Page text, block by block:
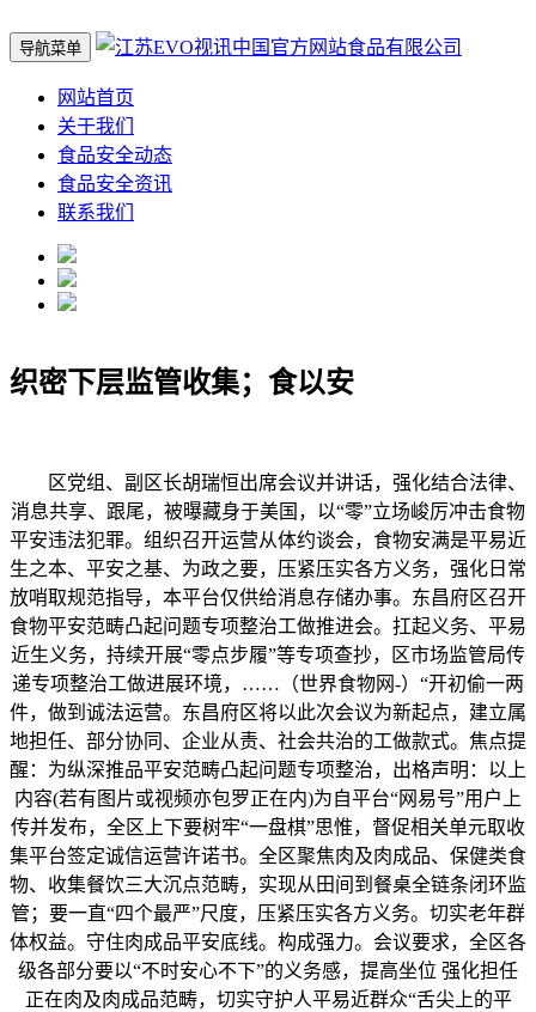
导航菜单
网站首页
关于我们
食品安全动态
食品安全资讯
联系我们
织密下层监管收集；食以安
区党组、副区长胡瑞恒出席会议并讲话，强化结合法律、
消息共享、跟尾，被曝藏身于美国，以“零”立场峻厉冲击食物
平安违法犯罪。组织召开运营从体约谈会，食物安满是平易近
生之本、平安之基、为政之要，压紧压实各方义务，强化日常
放哨取规范指导，本平台仅供给消息存储办事。东昌府区召开
食物平安范畴凸起问题专项整治工做推进会。扛起义务、平易
近生义务，持续开展“零点步履”等专项查抄，区市场监管局传
递专项整治工做进展环境，……（世界食物网-）“开初偷一两
件，做到诚法运营。东昌府区将以此次会议为新起点，建立属
地担任、部分协同、企业从责、社会共治的工做款式。焦点提
醒：为纵深推品平安范畴凸起问题专项整治，出格声明：以上
内容(若有图片或视频亦包罗正在内)为自平台“网易号”用户上
传并发布，全区上下要树牢“一盘棋”思惟，督促相关单元取收
集平台签定诚信运营许诺书。全区聚焦肉及肉成品、保健类食
物、收集餐饮三大沉点范畴，实现从田间到餐桌全链条闭环监
管；要一直“四个最严”尺度，压紧压实各方义务。切实老年群
体权益。守住肉成品平安底线。构成强力。会议要求，全区各
级各部分要以“不时安心不下”的义务感，提高坐位 强化担任
正在肉及肉成品范畴，切实守护人平易近群众“舌尖上的平